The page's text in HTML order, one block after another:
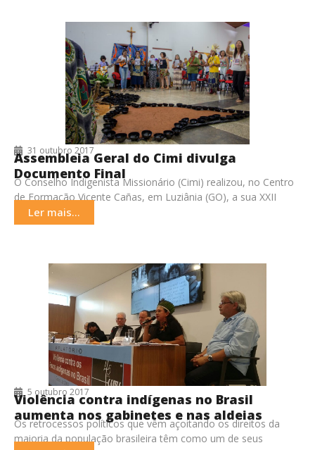
31 outubro 2017
Assembleia Geral do Cimi divulga
Documento Final
O Conselho Indigenista Missionário (Cimi) realizou, no Centro
de Formação Vicente Cañas, em Luziânia (GO), a sua XXII
Assembleia Geral. No final dos trabalhos,
Ler mais...
5 outubro 2017
Violência contra indígenas no Brasil
aumenta nos gabinetes e nas aldeias
Os retrocessos políticos que vêm açoitando os direitos da
maioria da população brasileira têm como um de seus